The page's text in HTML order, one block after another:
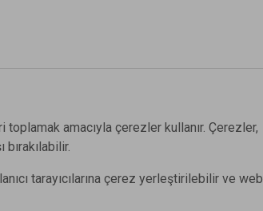
amacıyla çerezler kullanır. Çerezler,
tarayıcılarına çerez yerleştirilebilir ve web